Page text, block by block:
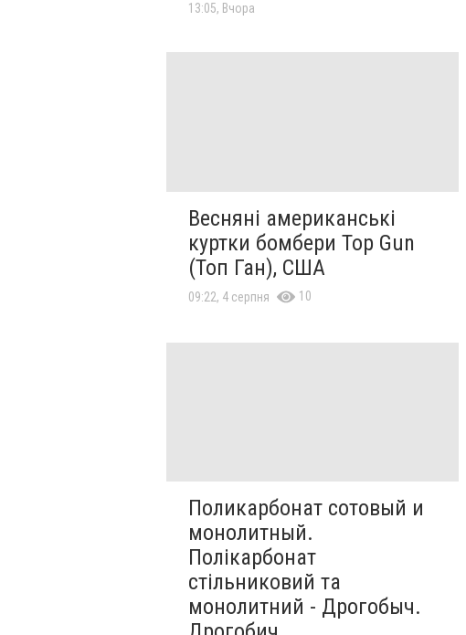
13:05, Вчора
Весняні американські
куртки бомбери Top Gun
(Топ Ган), США
09:22, 4 серпня 10
Поликарбонат сотовый и
монолитный.
Полікарбонат
стільниковий та
монолитний - Дрогобыч.